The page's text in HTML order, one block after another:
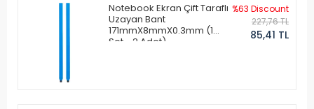
Notebook Ekran Çift Taraflı
Uzayan Bant
171mmX8mmX0.3mm (1
Set - 2 Adet)
%63 Discount
227,76 TL
85,41 TL